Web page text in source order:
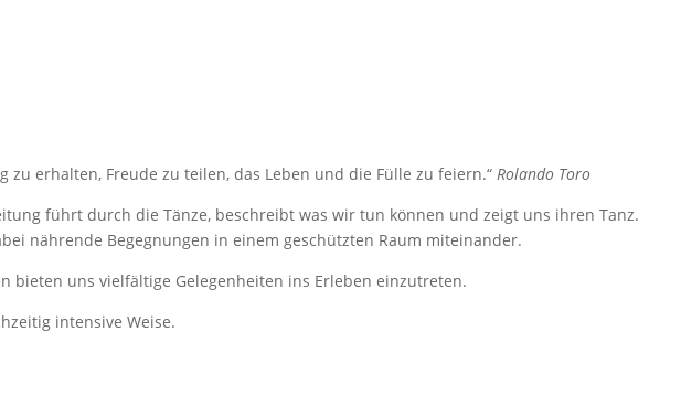
erhalten, Freude zu teilen, das Leben und die Fülle zu feiern.“ Rolando Toro
führt durch die Tänze, beschreibt was wir tun können und zeigt uns ihren Tanz.
nährende Begegnungen in einem geschützten Raum miteinander.
bieten uns vielfältige Gelegenheiten ins Erleben einzutreten.
intensive Weise.